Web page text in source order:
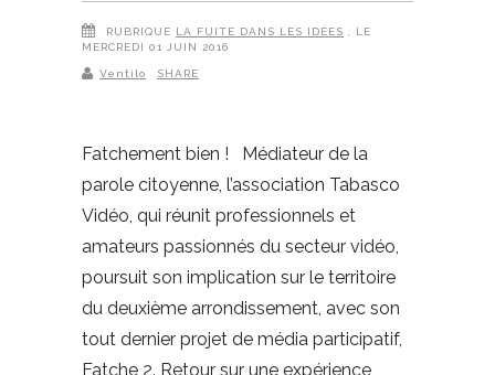
RUBRIQUE LA FUITE DANS LES IDÉES
, LE
MERCREDI 01 JUIN 2016
Ventilo SHARE
Fatchement bien ! Médiateur de la
parole citoyenne, l’association Tabasco
Vidéo, qui réunit professionnels et
amateurs passionnés du secteur vidéo,
poursuit son implication sur le territoire
du deuxième arrondissement, avec son
tout dernier projet de média participatif,
Fatche 2. Retour sur une expérience